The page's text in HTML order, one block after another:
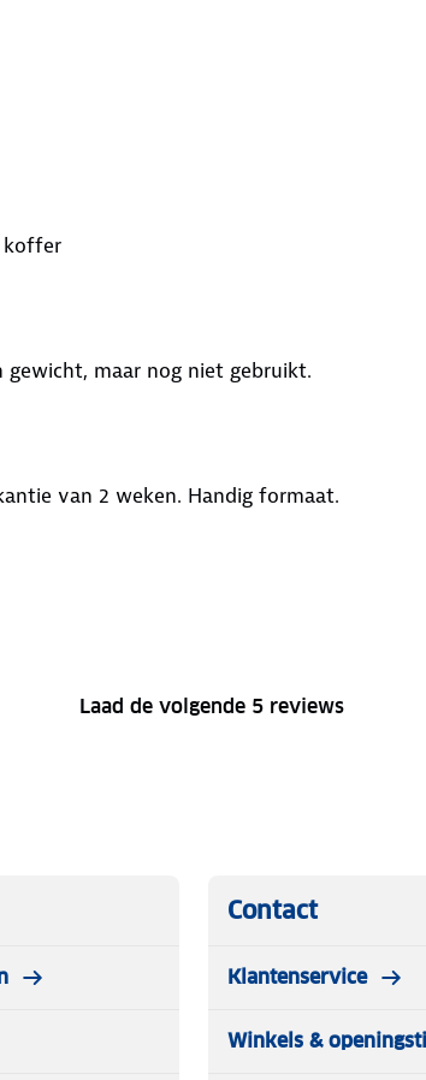
koffer
maar nog niet gebruikt.
Fijne koffer voor een vakantie van 2 weken. Handig formaat.
Laad de volgende 5 reviews
Contact
Klantenservice
Winkels &